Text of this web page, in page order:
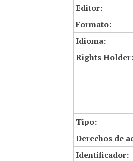
Editor:
Formato:
Idioma:
Rights Holder:
Tipo:
Derechos de
Identificador: